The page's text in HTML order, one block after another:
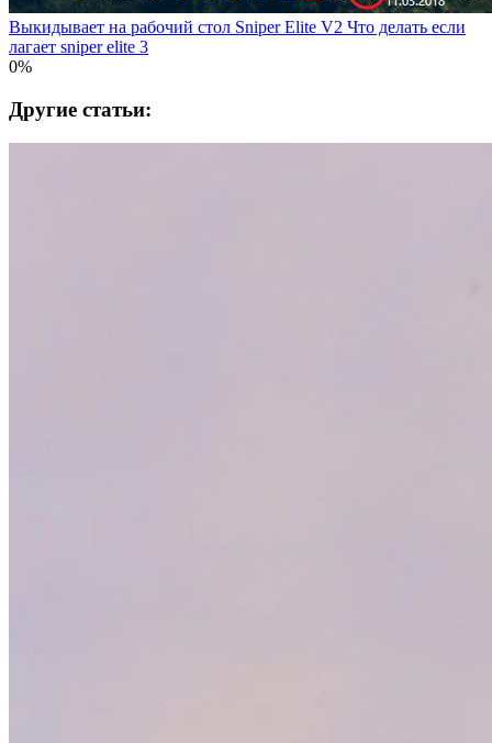
Выкидывает на рабочий стол Sniper Elite V2 Что делать если
лагает sniper elite 3
0%
Другие статьи: